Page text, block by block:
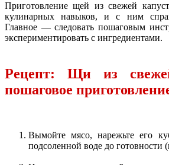
Приготовление щей из свежей
кулинарных навыков, и с ним
Главное — следовать пошаговым
экспериментировать с ингредиентами.
Рецепт: Щи из
пошаговое
Вымойте мясо, нарежьте его
подсоленной воде до готовности